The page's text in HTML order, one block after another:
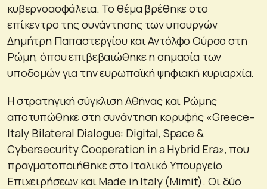
κυβερνοασφάλεια. Το θέμα βρέθηκε στο
επίκεντρο της συνάντησης των υπουργών
Δημήτρη Παπαστεργίου και Αντόλφο Ούρσο στη
Ρώμη, όπου επιβεβαιώθηκε η σημασία των
υποδομών για την ευρωπαϊκή ψηφιακή κυριαρχία.
Η στρατηγική σύγκλιση Αθήνας και Ρώμης
αποτυπώθηκε στη συνάντηση κορυφής «Greece–
Italy Bilateral Dialogue: Digital, Space &
Cybersecurity Cooperation in a Hybrid Era», που
πραγματοποιήθηκε στο Ιταλικό Υπουργείο
Επιχειρήσεων και Made in Italy (Mimit). Οι δύο